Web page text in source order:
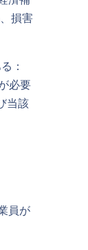
損害
：
必要
当該
員が